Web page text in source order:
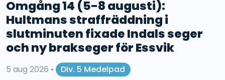
Omgång 14 (5-8 augusti):
Hultmans straffräddning i
slutminuten fixade Indals seger
och ny brakseger för Essvik
5 aug 2026 •
Div. 5 Medelpad